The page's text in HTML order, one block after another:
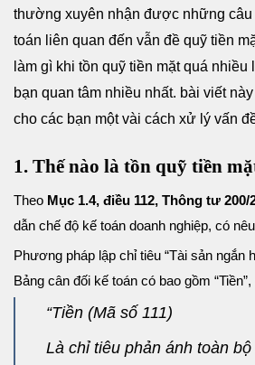
thường xuyên nhận được những câu
toán liên quan đến vẫn đề quỹ tiền
làm gì khi tồn quỹ tiền mặt quá
bạn quan tâm nhiều nhất. bài viết
cho các bạn một vài cách xử lý vấn
1. Thế nào là tồn quỹ tiền
Theo Mục 1.4, điều 112, Thông tư 200/
dẫn chế độ kế toán doanh nghiệp, có
Phương pháp lập chỉ tiêu “Tài sản ngắn
Bảng cân đối kế toán có bao gồm
“Tiền (Mã số 111)
Là chỉ tiêu phản ánh toàn